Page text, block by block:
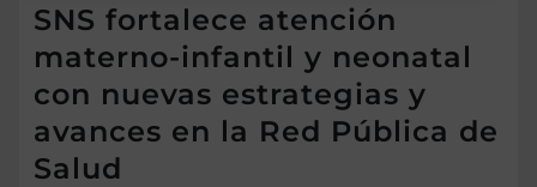
SNS fortalece atención
materno-infantil y neonatal
con nuevas estrategias y
avances en la Red Pública de
Salud